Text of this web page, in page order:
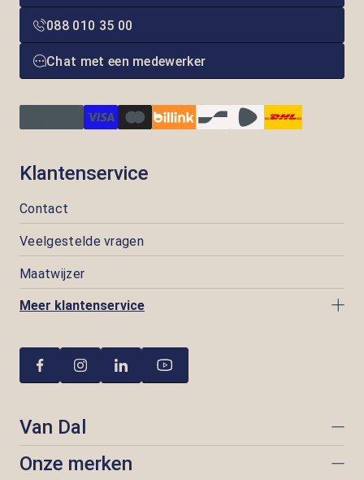
088 010 35 00
Chat met een medewerker
Klantenservice
Contact
Veelgestelde vragen
Maatwijzer
Meer klantenservice
Van Dal
Onze merken